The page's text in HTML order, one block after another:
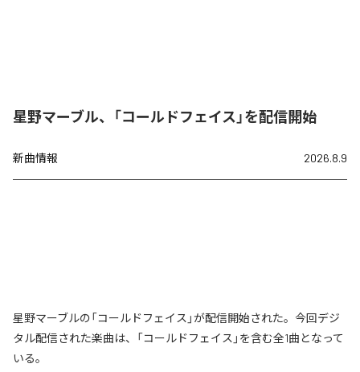
星野マーブル、「コールドフェイス」を配信開始
新曲情報 2026.8.9
星野マーブルの「コールドフェイス」が配信開始された。今回デジ
タル配信された楽曲は、「コールドフェイス」を含む全1曲となって
いる。